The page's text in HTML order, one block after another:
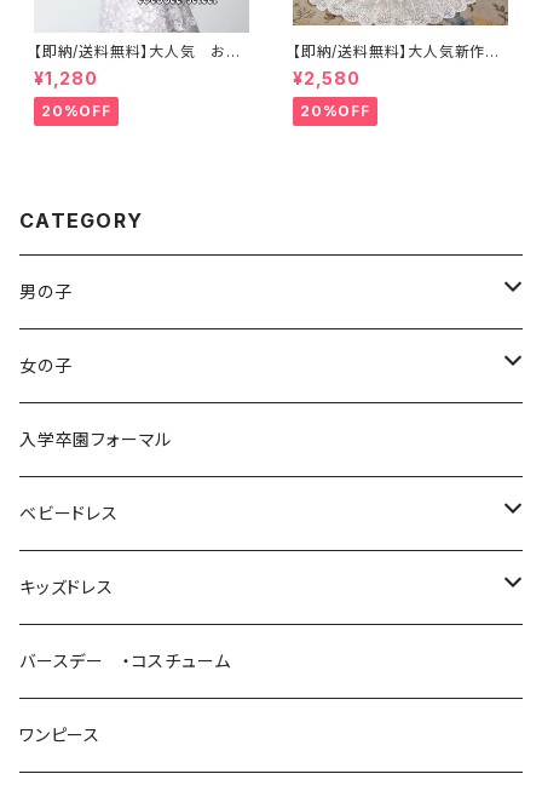
【即納/送料無料】大人気 お花
モチーフ カチューシャ ヘア
アクセサリー 子供 大人 フ
ォーマル 髪飾り
¥1,280
20%OFF
【即納/送料無料】大人気新作再
入荷刺繍 ボンネット×ドレスセ
ット帽子付ドレスベビードレスチ
ュールスカート 子供ワンピース
プリンセスドレス 女の子ドレ
¥2,580
20%OFF
CATEGORY
男の子
袴ロンパース
女の子
袴ロンパース
入学卒園フォーマル
ベビードレス
パニエ / ボレロ
キッズドレス
ロングドレス
プリンセスドレス
バースデー ・コスチューム
ワンピース